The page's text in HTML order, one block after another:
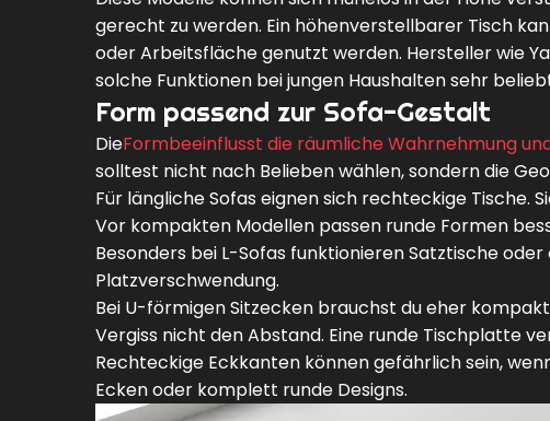
gerecht zu werden. Ein höhenverstellbarer Tisch
oder Arbeitsfläche genutzt werden. Hersteller wie
solche Funktionen bei jungen Haushalten sehr
Form passend zur Sofa-Gestalt
DieFormbeeinflusst die räumliche Wahrnehmung
solltest nicht nach Belieben wählen, sondern die
Für längliche Sofas eignen sich rechteckige Tische.
Vor kompakten Modellen passen runde Formen
Besonders bei L-Sofas funktionieren Satztische
Platzverschwendung.
Bei U-förmigen Sitzecken brauchst du eher
Vergiss nicht den Abstand. Eine runde Tischplatte
Rechteckige Eckkanten können gefährlich sein,
Ecken oder komplett runde Designs.